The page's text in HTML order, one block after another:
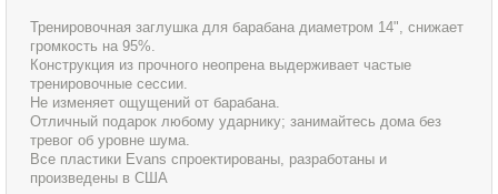
Тренировочная заглушка для барабана диаметром 14", снижает
громкость на 95%.
Конструкция из прочного неопрена выдерживает частые
тренировочные сессии.
Не изменяет ощущений от барабана.
Отличный подарок любому ударнику; занимайтесь дома без
тревог об уровне шума.
Все пластики Evans спроектированы, разработаны и
произведены в США